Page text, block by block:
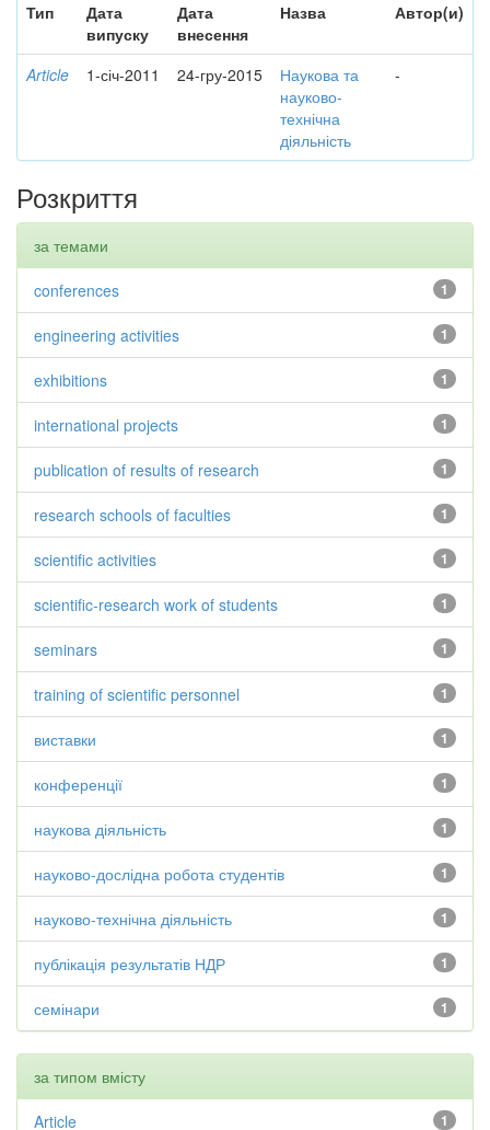
Тип
Дата
випуску
Дата
внесення
Назва Автор(и)
Article 1-січ-2011 24-гру-2015
Наукова та
науково-
технічна
діяльність
-
Розкриття
за темами
1
conferences
1
engineering activities
1
exhibitions
1
international projects
1
publication of results of research
1
research schools of faculties
1
scientific activities
1
scientific-research work of students
1
seminars
1
training of scientific personnel
1
виставки
1
конференції
1
наукова діяльність
1
науково-дослідна робота студентів
1
науково-технічна діяльність
1
публікація результатів НДР
1
семінари
за типом вмісту
1
Article